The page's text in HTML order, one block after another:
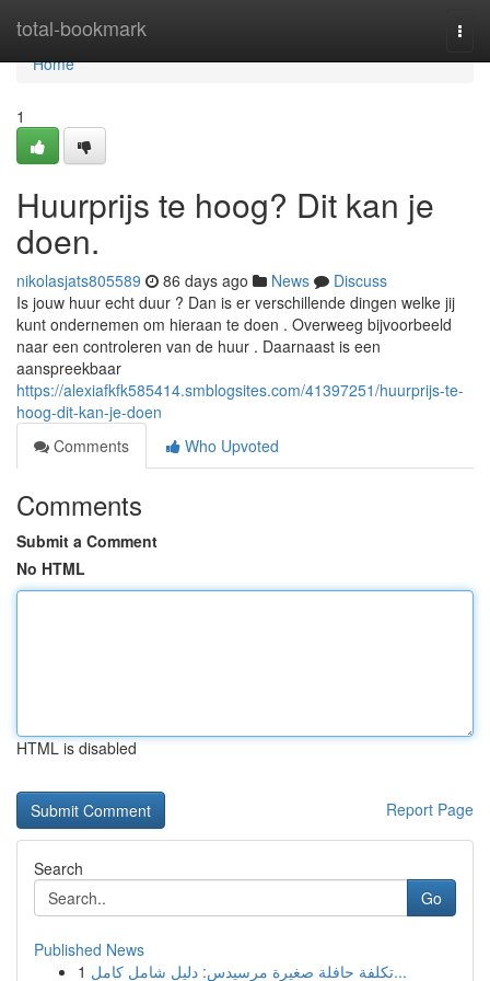
total-bookmark
Home
Home
1
Huurprijs te hoog? Dit kan je
doen.
nikolasjats805589 86 days ago News
Discuss
Is jouw huur echt duur ? Dan is er verschillende dingen welke jij
kunt ondernemen om hieraan te doen . Overweeg bijvoorbeeld
naar een controleren van de huur . Daarnaast is een
aanspreekbaar
https://alexiafkfk585414.smblogsites.com/41397251/huurprijs-te-
hoog-dit-kan-je-doen
Comments
Who Upvoted
Comments
Submit a Comment
No HTML
HTML is disabled
Report Page
Search
Go
Published News
1
تكلفة حافلة صغيرة مرسيدس: دليل شامل كامل...